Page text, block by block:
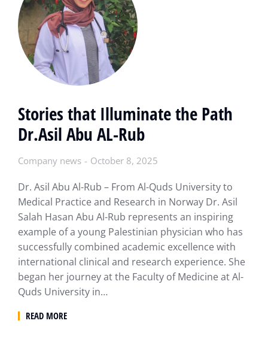
Stories that Illuminate the Path
Dr.Asil Abu AL-Rub
Company news October 8, 2025
Dr. Asil Abu Al-Rub – From Al-Quds University to
Medical Practice and Research in Norway Dr. Asil
Salah Hasan Abu Al-Rub represents an inspiring
example of a young Palestinian physician who has
successfully combined academic excellence with
international clinical and research experience. She
began her journey at the Faculty of Medicine at Al-
Quds University in…
READ MORE